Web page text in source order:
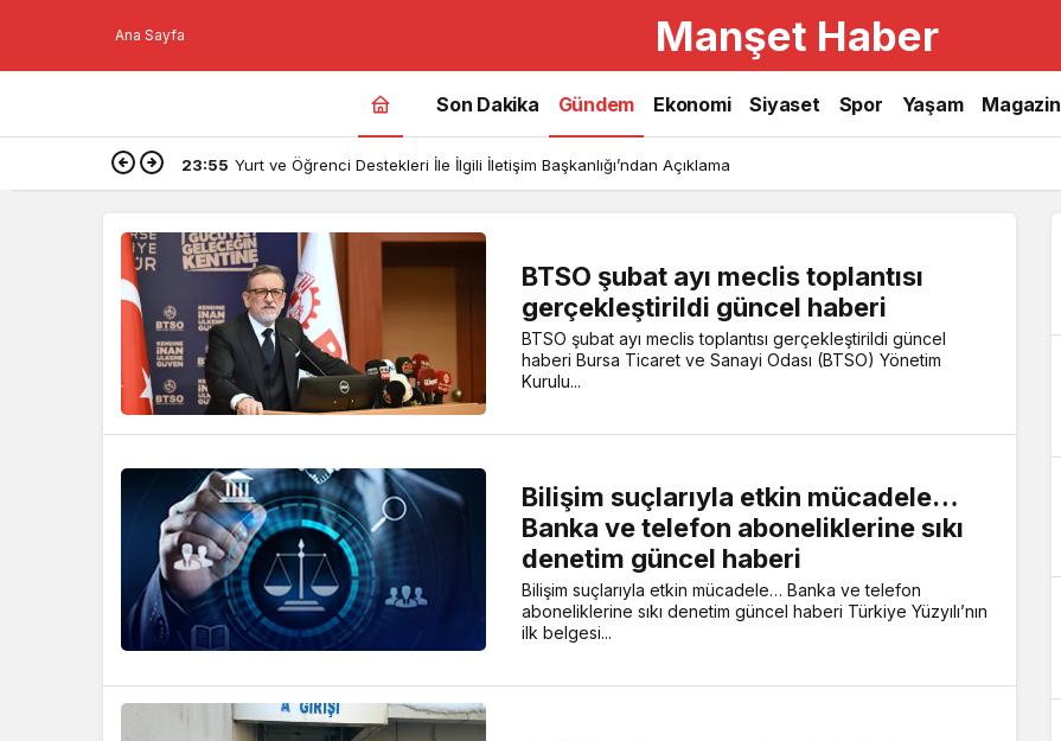
Ana Sayfa Manşet Haber
Gündem
Haberleri
Son Dakika Gündem Ekonomi Siyaset Spor Yaşam Magazin
23:55 Yurt ve Öğrenci Destekleri İle İlgili İletişim Başkanlığı’ndan Açıklama
BTSO şubat ayı meclis toplantısı
gerçekleştirildi güncel haberi
BTSO şubat ayı meclis toplantısı gerçekleştirildi güncel
haberi Bursa Ticaret ve Sanayi Odası (BTSO) Yönetim
Kurulu...
Bilişim suçlarıyla etkin mücadele…
Banka ve telefon aboneliklerine sıkı
denetim güncel haberi
Bilişim suçlarıyla etkin mücadele… Banka ve telefon
aboneliklerine sıkı denetim güncel haberi Türkiye Yüzyılı’nın
ilk belgesi...